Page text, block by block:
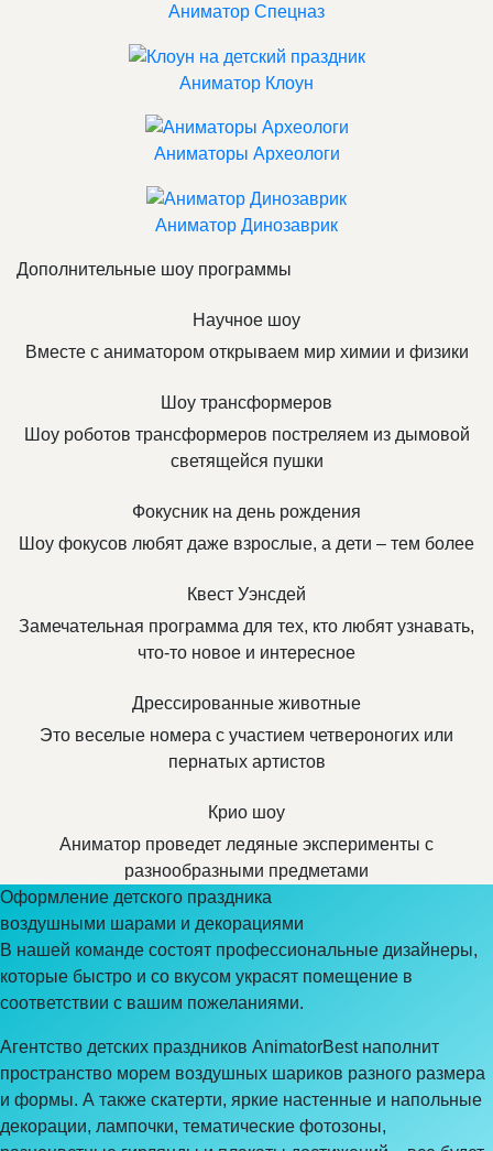
Аниматор Спецназ
Аниматор Клоун
Аниматоры Археологи
Аниматор Динозаврик
Дополнительные шоу программы
Научное шоу
Вместе с аниматором открываем мир химии и физики
Шоу трансформеров
Шоу роботов трансформеров постреляем из дымовой
светящейся пушки
Фокусник на день рождения
Шоу фокусов любят даже взрослые, а дети – тем более
Квест Уэнсдей
Замечательная программа для тех, кто любят узнавать,
что-то новое и интересное
Дрессированные животные
Это веселые номера с участием четвероногих или
пернатых артистов
Крио шоу
Аниматор проведет ледяные эксперименты с
разнообразными предметами
Оформление детского праздника
воздушными шарами и декорациями
В нашей команде состоят профессиональные дизайнеры,
которые быстро и со вкусом украсят помещение в
соответствии с вашим пожеланиями.
Агентство детских праздников AnimatorBest наполнит
пространство морем воздушных шариков разного размера
и формы. А также скатерти, яркие настенные и напольные
декорации, лампочки, тематические фотозоны,